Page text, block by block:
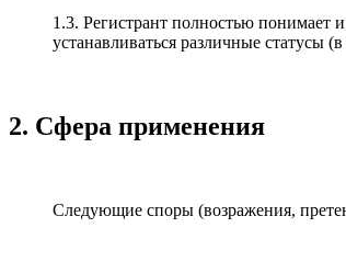
1.3. Регистрант полностью понимает
устанавливаться различные
2. Сфера применения
Следующие споры (возражения,